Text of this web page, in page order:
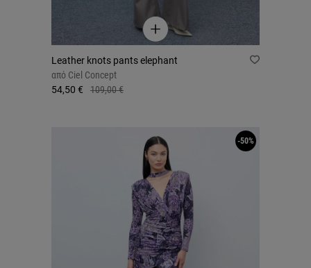
Leather knots pants elephant
από Ciel Concept
54,50 €
109,00 €
-50%